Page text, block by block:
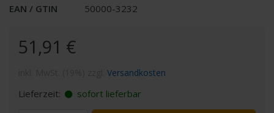
EAN / GTIN
50000-3232
51,91 €
Versandkosten
Lieferzeit: sofort lieferbar